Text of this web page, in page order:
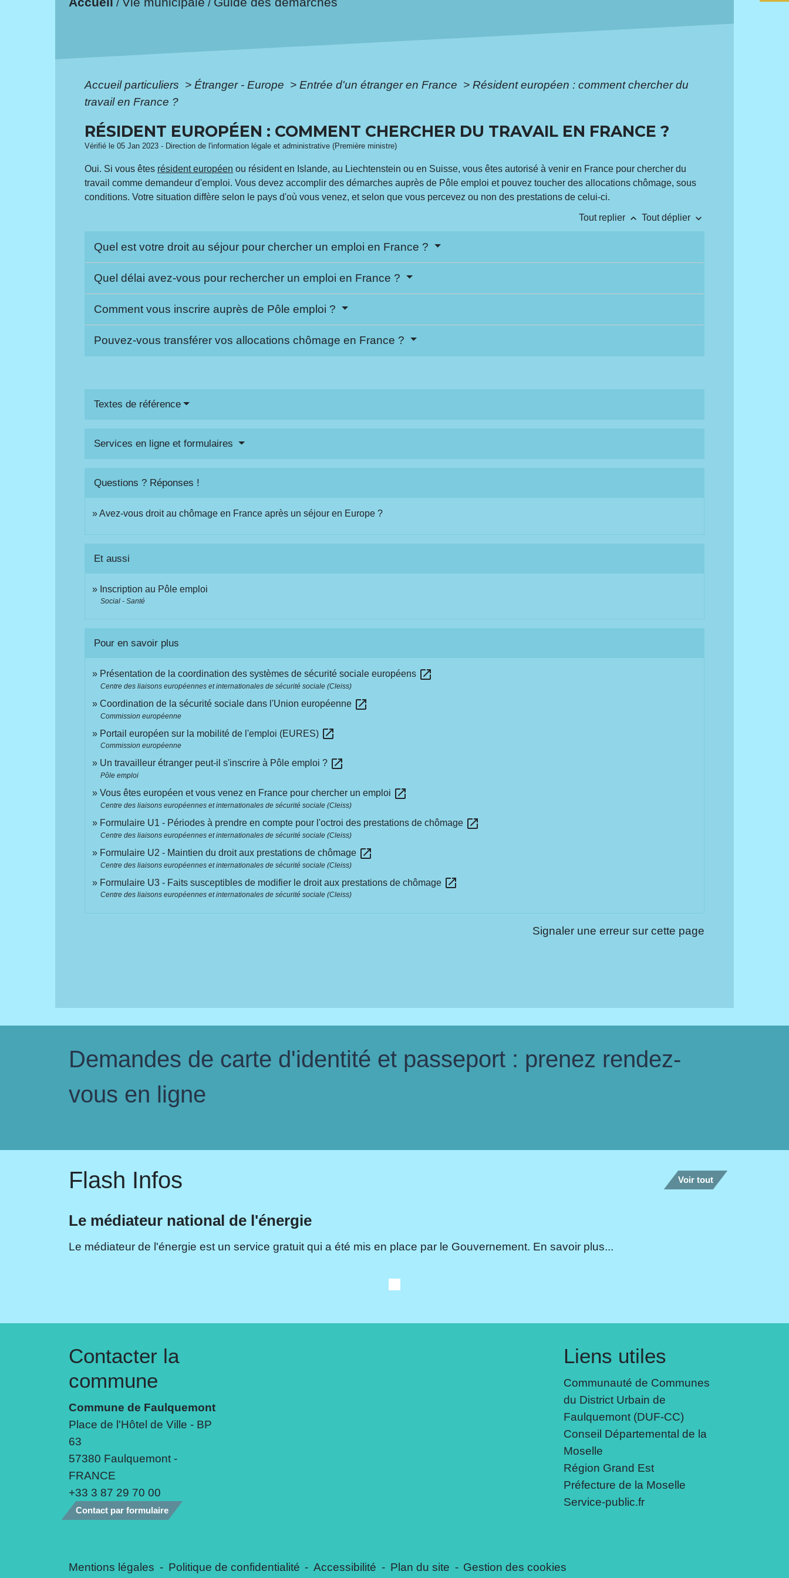
/ /
Accueil particuliers > Étranger - Europe > Entrée d'un étranger en France > Résident européen : comment chercher du
travail en France ?
RÉSIDENT EUROPÉEN : COMMENT CHERCHER DU TRAVAIL EN FRANCE ?
Vérifié le 05 Jan 2023 - Direction de l'information légale et administrative (Première ministre)
Oui. Si vous êtes résident européen ou résident en Islande, au Liechtenstein ou en Suisse, vous êtes autorisé à venir en France pour chercher du
travail comme demandeur d'emploi. Vous devez accomplir des démarches auprès de Pôle emploi et pouvez toucher des allocations chômage, sous
conditions. Votre situation diffère selon le pays d'où vous venez, et selon que vous percevez ou non des prestations de celui-ci.
Tout replier keyboard_arrow_up Tout déplier keyboard_arrow_down
Quel est votre droit au séjour pour chercher un emploi en France ?
Quel délai avez-vous pour rechercher un emploi en France ?
Comment vous inscrire auprès de Pôle emploi ?
Pouvez-vous transférer vos allocations chômage en France ?
Textes de référence
Services en ligne et formulaires
Questions ? Réponses !
Avez-vous droit au chômage en France après un séjour en Europe ?
Et aussi
Inscription au Pôle emploi
Social - Santé
Pour en savoir plus
Présentation de la coordination des systèmes de sécurité sociale européens open_in_new
Centre des liaisons européennes et internationales de sécurité sociale (Cleiss)
Coordination de la sécurité sociale dans l'Union européenne open_in_new
Commission européenne
Portail européen sur la mobilité de l'emploi (EURES) open_in_new
Commission européenne
Un travailleur étranger peut-il s'inscrire à Pôle emploi ? open_in_new
Pôle emploi
Vous êtes européen et vous venez en France pour chercher un emploi open_in_new
Centre des liaisons européennes et internationales de sécurité sociale (Cleiss)
Formulaire U1 - Périodes à prendre en compte pour l'octroi des prestations de chômage open_in_new
Centre des liaisons européennes et internationales de sécurité sociale (Cleiss)
Formulaire U2 - Maintien du droit aux prestations de chômage open_in_new
Centre des liaisons européennes et internationales de sécurité sociale (Cleiss)
Formulaire U3 - Faits susceptibles de modifier le droit aux prestations de chômage open_in_new
Centre des liaisons européennes et internationales de sécurité sociale (Cleiss)
Signaler une erreur sur cette page
Demandes de carte d'identité et passeport : prenez rendez-
vous en ligne
Flash Infos Voir tout
Le médiateur national de l'énergie
Le médiateur de l'énergie est un service gratuit qui a été mis en place par le Gouvernement. En savoir plus...
Contacter la
commune
Commune de Faulquemont
Place de l'Hôtel de Ville - BP
63
57380 Faulquemont -
FRANCE
+33 3 87 29 70 00
Contact par formulaire
Liens utiles
Communauté de Communes
du District Urbain de
Faulquemont (DUF-CC)
Conseil Départemental de la
Moselle
Région Grand Est
Préfecture de la Moselle
Service-public.fr
Mentions légales - Politique de confidentialité - Accessibilité - Plan du site - Gestion des cookies